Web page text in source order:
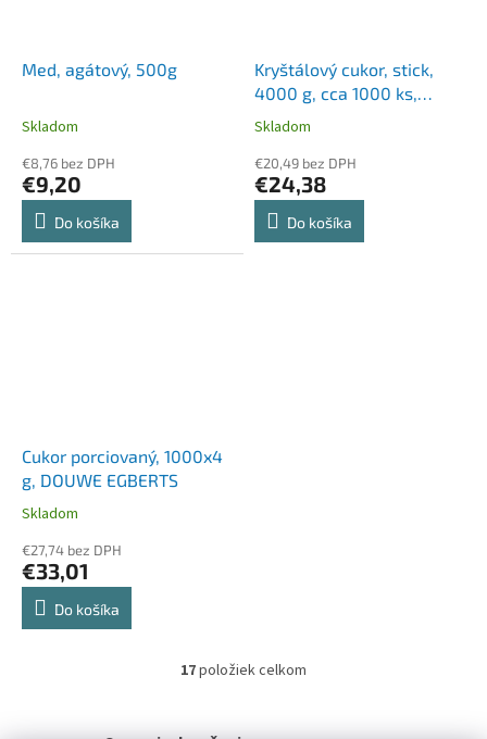
Med, agátový, 500g
Skladom
€8,76 bez DPH
€9,20
Do košíka
Kryštálový cukor, stick,
4000 g, cca 1000 ks,
KORONÁS CUKOR "Mozaik"
Skladom
€20,49 bez DPH
€24,38
Do košíka
Cukor porciovaný, 1000x4
g, DOUWE EGBERTS
Skladom
€27,74 bez DPH
€33,01
Do košíka
O
17položiek celkom